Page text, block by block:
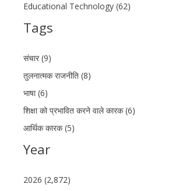
Educational Technology (62)
Tags
संचार (9)
तुलनात्मक राजनीति (8)
भाषा (6)
शिक्षा को प्रभावित करने वाले कारक (6)
आर्थिक कारक (5)
Year
2026 (2,872)